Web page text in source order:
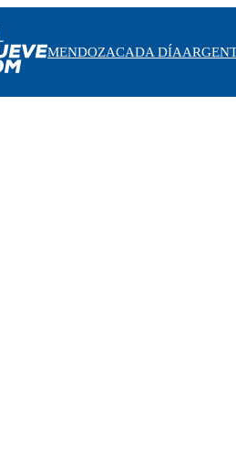
MENDOZACADA DÍA